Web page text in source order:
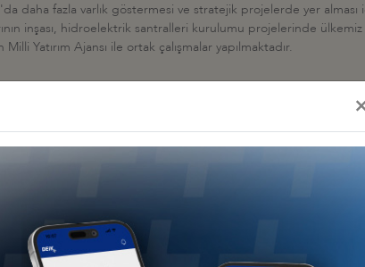
fazla varlık göstermesi ve stratejik projelerde yer alması
inşası, hidroelektrik santralleri kurulumu projelerinde ülkemiz
Yatırım Ajansı ile ortak çalışmalar yapılmaktadır.
- Orta Doğu ve
İş Konseyleri